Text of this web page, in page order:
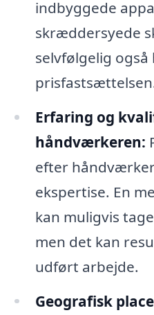
indbyggede
skræddersyede
selvfølgelig
Erfaring og
håndværkeren:
efter
ekspertise. En
kan muligvis
men det kan
udført arbejde.
Geografisk